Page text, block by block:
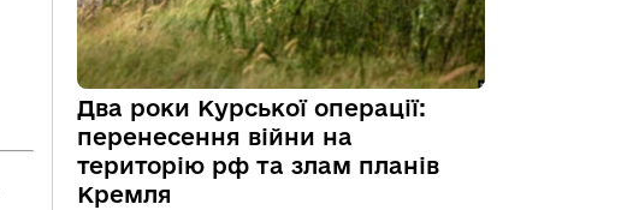
Два роки Курської операції:
перенесення війни на
територію рф та злам планів
Кремля